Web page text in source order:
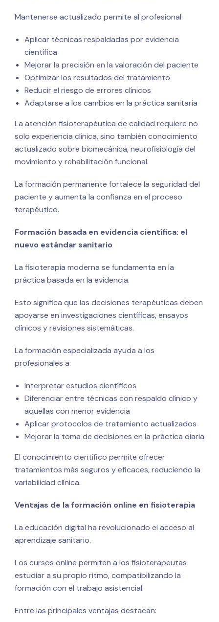
Mantenerse actualizado permite al profesional:
Aplicar técnicas respaldadas por evidencia
científica
Mejorar la precisión en la valoración del paciente
Optimizar los resultados del tratamiento
Reducir el riesgo de errores clínicos
Adaptarse a los cambios en la práctica sanitaria
La atención fisioterapéutica de calidad requiere no
solo experiencia clínica, sino también conocimiento
actualizado sobre biomecánica, neurofisiología del
movimiento y rehabilitación funcional.
La formación permanente fortalece la seguridad del
paciente y aumenta la confianza en el proceso
terapéutico.
Formación basada en evidencia científica: el
nuevo estándar sanitario
La fisioterapia moderna se fundamenta en la
práctica basada en la evidencia.
Esto significa que las decisiones terapéuticas deben
apoyarse en investigaciones científicas, ensayos
clínicos y revisiones sistemáticas.
La formación especializada ayuda a los
profesionales a:
Interpretar estudios científicos
Diferenciar entre técnicas con respaldo clínico y
aquellas con menor evidencia
Aplicar protocolos de tratamiento actualizados
Mejorar la toma de decisiones en la práctica diaria
El conocimiento científico permite ofrecer
tratamientos más seguros y eficaces, reduciendo la
variabilidad clínica.
Ventajas de la formación online en fisioterapia
La educación digital ha revolucionado el acceso al
aprendizaje sanitario.
Los cursos online permiten a los fisioterapeutas
estudiar a su propio ritmo, compatibilizando la
formación con el trabajo asistencial.
Entre las principales ventajas destacan: